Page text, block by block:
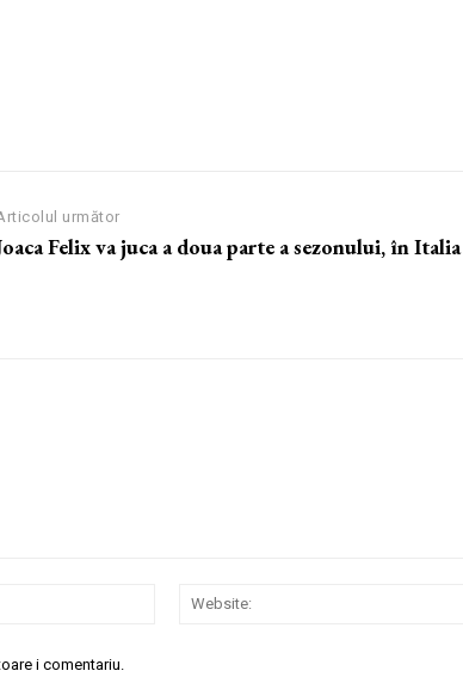
următor
Felix va juca a doua parte a sezonului, în Italia
Email:*
i comentariu.